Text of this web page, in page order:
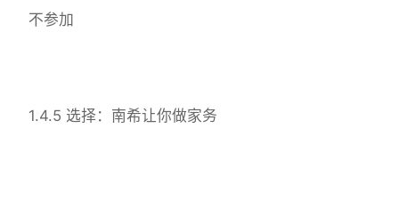
不参加
1.4.5 选择：南希让你做家务